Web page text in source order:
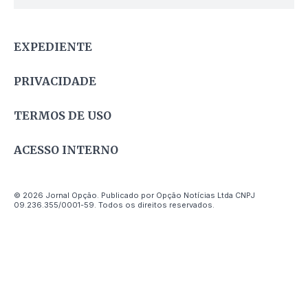
EXPEDIENTE
PRIVACIDADE
TERMOS DE USO
ACESSO INTERNO
© 2026 Jornal Opção. Publicado por Opção Notícias Ltda CNPJ
09.236.355/0001-59. Todos os direitos reservados.